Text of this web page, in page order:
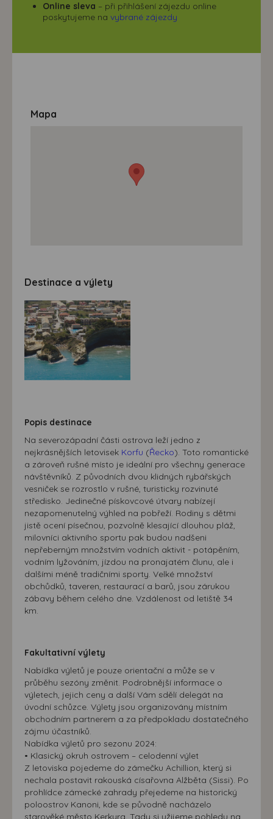
Online sleva – při přihlášení zájezdu online
poskytujeme na vybrané zájezdy
Mapa
Destinace a výlety
Popis destinace
Na severozápadní části ostrova leží jedno z
nejkrásnějších letovisek Korfu (Řecko). Toto romantické
a zároveň rušné místo je ideální pro všechny generace
návštěvníků. Z původních dvou klidných rybářských
vesniček se rozrostlo v rušné, turisticky rozvinuté
středisko. Jedinečné pískovcové útvary nabízejí
nezapomenutelný výhled na pobřeží. Rodiny s dětmi
jistě ocení písečnou, pozvolně klesající dlouhou pláž,
milovníci aktivního sportu pak budou nadšeni
nepřeberným množstvím vodních aktivit - potápěním,
vodním lyžováním, jízdou na pronajatém člunu, ale i
dalšími méně tradičními sporty. Velké množství
obchůdků, taveren, restaurací a barů, jsou zárukou
zábavy během celého dne. Vzdálenost od letiště 34
km.
Fakultativní výlety
Nabídka výletů je pouze orientační a může se v
průběhu sezóny změnit. Podrobnější informace o
výletech, jejich ceny a další Vám sdělí delegát na
úvodní schůzce. Výlety jsou organizovány místním
obchodním partnerem a za předpokladu dostatečného
zájmu účastníků.
Nabídka výletů pro sezonu 2024:
• Klasický okruh ostrovem – celodenní výlet
Z letoviska pojedeme do zámečku Achillion, který si
nechala postavit rakouská císařovna Alžběta (Sissi). Po
prohlídce zámecké zahrady přejedeme na historický
poloostrov Kanoni, kde se původně nacházelo
starověké město Kerkyra. Tady si užijeme pohledu na